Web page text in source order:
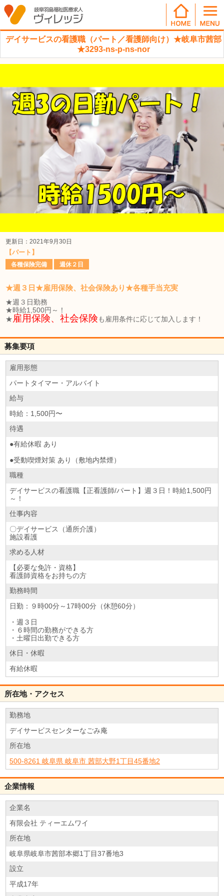
デイサービスの看護職（パート／看護師向け）★岐阜市茜部
★3293-ns-p-ns-nor
更新日：2021年9月30日
【パート】
各種保険完備 週休２日
★週３日★雇用保険、社会保険あり★各種手当充実
★週３日勤務
★時給1,500円～！
★ 雇用保険、社会保険 も雇用条件に応じて加入します！
募集要項
雇用形態
パートタイマー・アルバイト
給与
時給：1,500円〜
待遇
●有給休暇 あり
●受動喫煙対策 あり（敷地内禁煙）
職種
デイサービスの看護職【正看護師/パート】週３日！時給1,500円
～！
仕事内容
〇デイサービス（通所介護）
施設看護
求める人材
【必要な免許・資格】
看護師資格をお持ちの方
勤務時間
日勤：９時00分～17時00分（休憩60分）
・週３日
・６時間の勤務ができる方
・土曜日出勤できる方
休日・休暇
有給休暇
所在地・アクセス
勤務地
デイサービスセンターなごみ庵
所在地
500-8261 岐阜県 岐阜市 茜部大野1丁目45番地2
企業情報
企業名
有限会社 ティーエムワイ
所在地
岐阜県岐阜市茜部本郷1丁目37番地3
設立
平成17年